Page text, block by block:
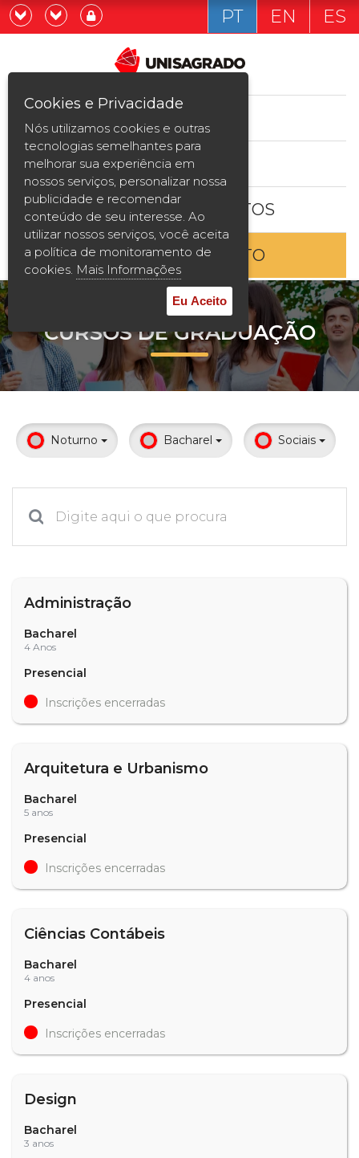
Graduação
Pós-graduação e MBA
Curta Duração
Vestibular
2ª Graduação
Transferência
Reingresso
Prouni
Desconto de pontualidade
Calendário acadêmico
Já sou estudande
Quero ser estudante
PT EN ES
ESTUDE AQUI
BOLSAS E DESCONTOS
ENTRE EM CONTATO
CURSOS DE GRADUAÇÃO
Noturno Bacharel Sociais
Administração
Bacharel
4 Anos
Presencial
Inscrições encerradas
Arquitetura e Urbanismo
Bacharel
5 anos
Presencial
Inscrições encerradas
Ciências Contábeis
Bacharel
4 anos
Presencial
Inscrições encerradas
Design
Bacharel
3 anos
Cookies e Privacidade
Nós utilizamos cookies e outras
tecnologias semelhantes para
melhorar sua experiência em
nossos serviços, personalizar nossa
publicidade e recomendar
conteúdo de seu interesse. Ao
utilizar nossos serviços, você aceita
a política de monitoramento de
cookies. Mais Informações
Eu Aceito